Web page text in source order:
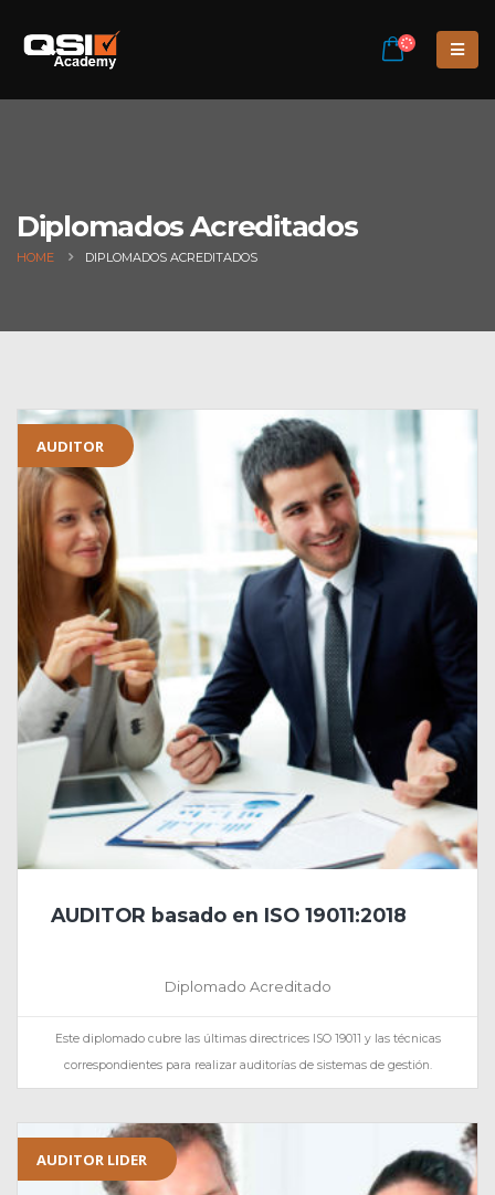
Diplomados Acreditados
HOME DIPLOMADOS ACREDITADOS
AUDITOR basado en ISO 19011:2018
Diplomado Acreditado
AUDITOR
Este diplomado cubre las últimas directrices ISO 19011 y las técnicas
correspondientes para realizar auditorías de sistemas de gestión.
AUDITOR LIDER